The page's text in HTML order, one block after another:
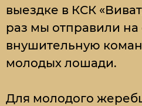
выездке в КСК
раз мы отправили на
внушительную
молодых лошади.
Для молодого